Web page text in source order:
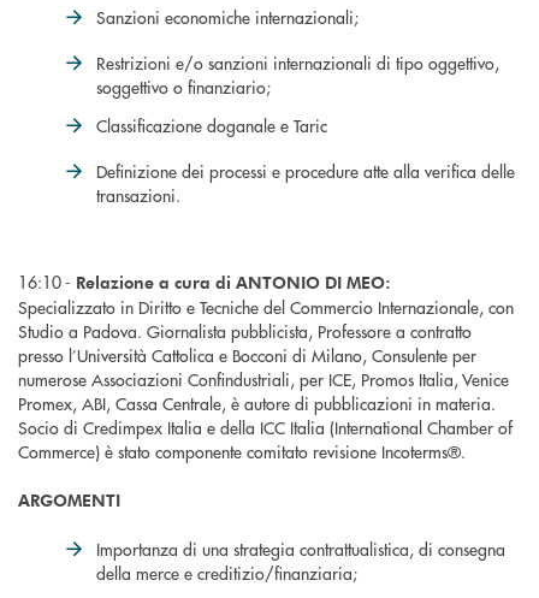
Sanzioni economiche internazionali;
Restrizioni e/o sanzioni internazionali di tipo oggettivo,
soggettivo o finanziario;
Classificazione doganale e Taric
Definizione dei processi e procedure atte alla verifica delle
transazioni.
16:10 - Relazione a cura di ANTONIO DI MEO:
Specializzato in Diritto e Tecniche del Commercio Internazionale, con
Studio a Padova. Giornalista pubblicista, Professore a contratto
presso l’Università Cattolica e Bocconi di Milano, Consulente per
numerose Associazioni Confindustriali, per ICE, Promos Italia, Venice
Promex, ABI, Cassa Centrale, è autore di pubblicazioni in materia.
Socio di Credimpex Italia e della ICC Italia (International Chamber of
Commerce) è stato componente comitato revisione Incoterms®.
ARGOMENTI
Importanza di una strategia contrattualistica, di consegna
della merce e creditizio/finanziaria;